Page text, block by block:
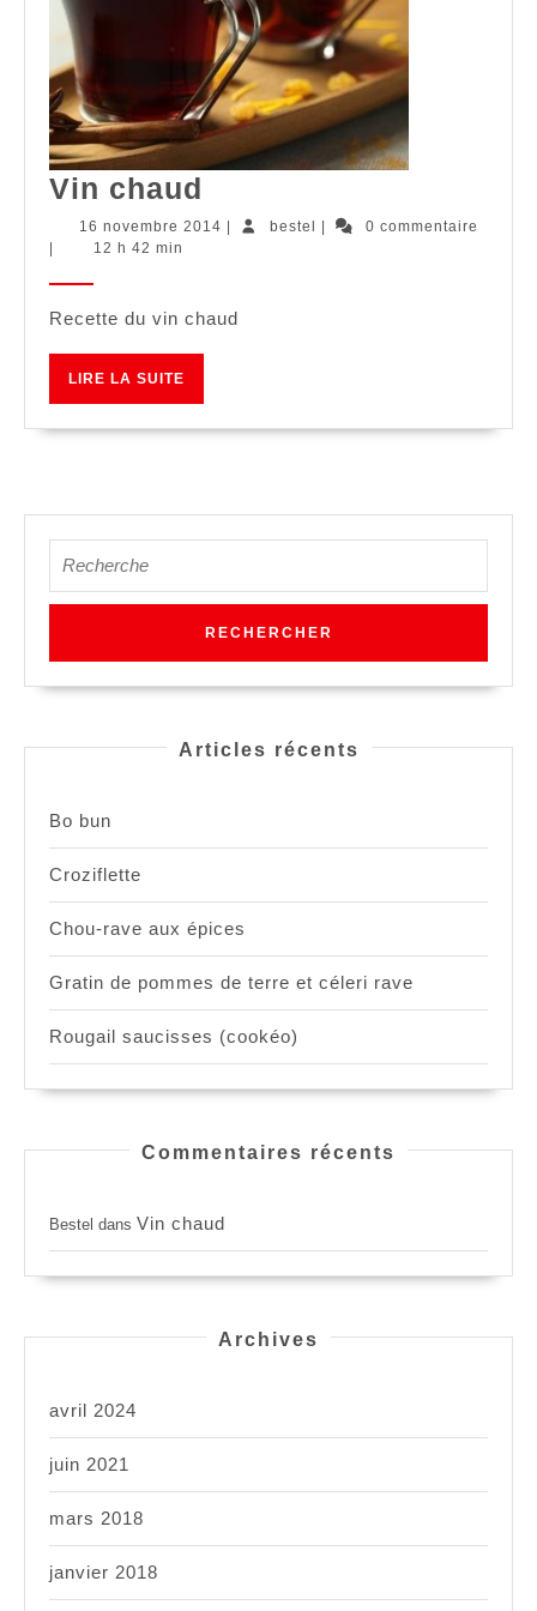
Vin chaud
chaud
16 novembre 2014 16
bestel bestel
0 commentaire
12 h 42 min
Recette du vin chaud
LIRE LA SUITE
for:
Articles récents
Bo bun
Croziflette
Chou-rave aux épices
Gratin de pommes de terre et céleri rave
Rougail saucisses (cookéo)
Commentaires récents
Bestel dans Vin chaud
Archives
avril 2024
juin 2021
mars 2018
janvier 2018